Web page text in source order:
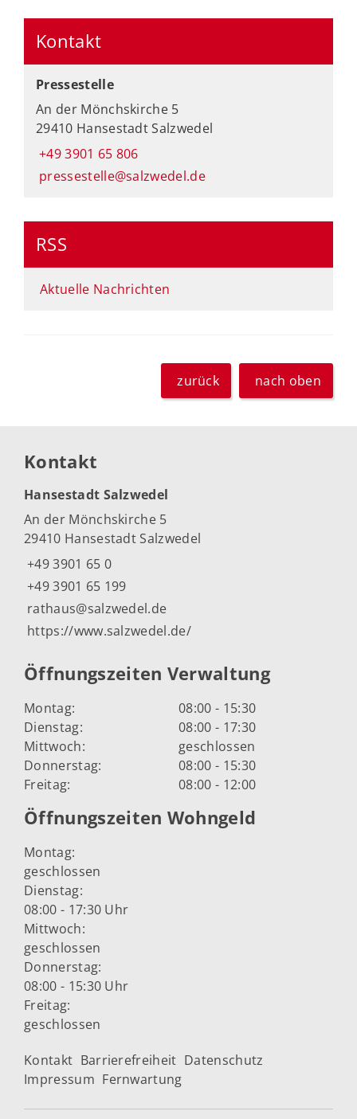
Kontakt
Pressestelle
An der Mönchskirche 5
29410 Hansestadt Salzwedel
+49 3901 65 806
pressestelle@salzwedel.de
RSS
Aktuelle Nachrichten
zurück nach oben
Kontakt
Hansestadt Salzwedel
An der Mönchskirche 5
29410 Hansestadt Salzwedel
+49 3901 65 0
+49 3901 65 199
rathaus@salzwedel.de
https://www.salzwedel.de/
Öffnungszeiten Verwaltung
Montag:
08:00 - 15:30
Dienstag:
08:00 - 17:30
Mittwoch:
geschlossen
Donnerstag:
08:00 - 15:30
Freitag:
08:00 - 12:00
Öffnungszeiten Wohngeld
Montag:
geschlossen
Dienstag:
08:00 - 17:30 Uhr
Mittwoch:
geschlossen
Donnerstag:
08:00 - 15:30 Uhr
Freitag:
geschlossen
Kontakt Barrierefreiheit Datenschutz
Impressum Fernwartung